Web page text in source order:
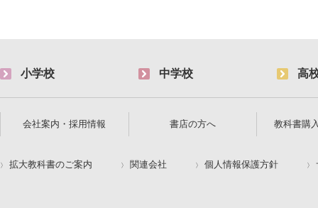
小学校 中学校 高
会社案内・採用情報 書店の方へ 教科書購
拡大教科書のご案内 関連会社 個人情報保護方針